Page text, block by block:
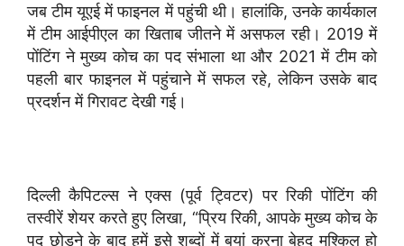
जब टीम यूएई में फाइनल में पहुंची थी। हालांकि, उनके कार्यकाल
में टीम आईपीएल का खिताब जीतने में असफल रही। 2019 में
पोंटिंग ने मुख्य कोच का पद संभाला था और 2021 में टीम को
पहली बार फाइनल में पहुंचाने में सफल रहे, लेकिन उसके बाद
प्रदर्शन में गिरावट देखी गई।
दिल्ली कैपिटल्स ने एक्स (पूर्व ट्विटर) पर रिकी पोंटिंग की
तस्वीरें शेयर करते हुए लिखा, “प्रिय रिकी, आपके मुख्य कोच के
पद छोड़ने के बाद हमें इसे शब्दों में बयां करना बेहद मुश्किल हो